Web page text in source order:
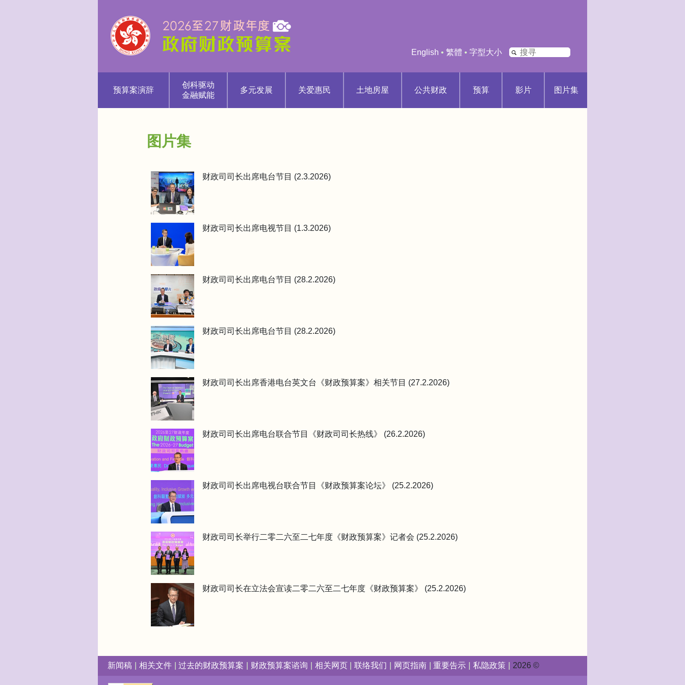
English • 繁體 • 字型大小
搜
预算案演辞
创科驱动
金融赋能
多元发展 关爱惠民 土地房屋 公共财政 预算 影片 图片集
图片集
财政司司长出席电台节目 (2.3.2026)
财政司司长出席电视节目 (1.3.2026)
财政司司长出席电台节目 (28.2.2026)
财政司司长出席电台节目 (28.2.2026)
财政司司长出席香港电台英文台《财政预算案》相关节目 (27.2.2026)
财政司司长出席电台联合节目《财政司司长热线》 (26.2.2026)
财政司司长出席电视台联合节目《财政预算案论坛》 (25.2.2026)
财政司司长举行二零二六至二七年度《财政预算案》记者会 (25.2.2026)
财政司司长在立法会宣读二零二六至二七年度《财政预算案》 (25.2.2026)
新闻稿 相关文件 过去的财政预算案 财政预算案谘询 相关网页 联络我们 网页指南 重要告示 私隐政策 2026 ©